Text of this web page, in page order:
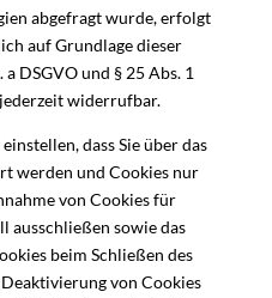
abgefragt wurde, erfolgt
auf Grundlage dieser
DSGVO und § 25 Abs. 1
widerrufbar.
dass Sie über das
werden und Cookies nur
von Cookies für
ausschließen sowie das
beim Schließen des
von Cookies